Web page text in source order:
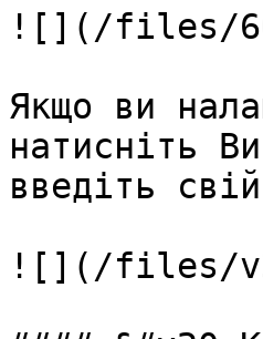
![](/files/
Якщо ви
натисніть
введіть
![](/files/